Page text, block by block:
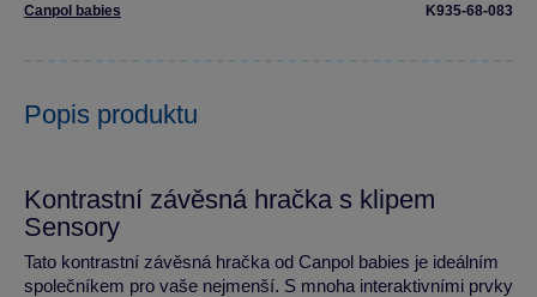
Canpol babies
K935-68-083
Popis produktu
Kontrastní závěsná hračka s klipem
Sensory
Tato kontrastní závěsná hračka od Canpol babies je ideálním
společníkem pro vaše nejmenší. S mnoha interaktivními prvky